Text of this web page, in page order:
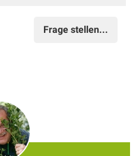
Frage stellen...